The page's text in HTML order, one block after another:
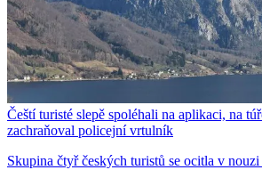
Čeští turisté slepě spoléhali na aplikaci, na
zachraňoval policejní vrtulník
Skupina čtyř českých turistů se ocitla v